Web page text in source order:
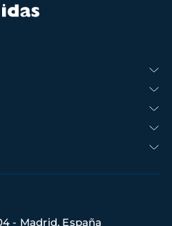
- Madrid, España